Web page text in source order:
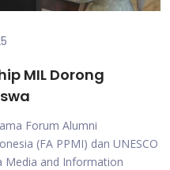
MIL Dorong
Forum Alumni
(FA PPMI) dan UNESCO
Media and Information